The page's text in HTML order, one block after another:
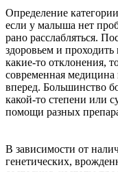
Определение
если у малыша нет
рано расслабляться.
здоровьем и
какие-то отклонения,
современная медицина
вперед. Большинство
какой-то степени или
помощи разных
В зависимости от
генетических,